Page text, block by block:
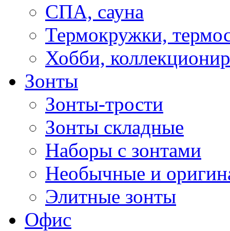
СПА, сауна
Термокружки,
Хобби,
Зонты
Зонты-трости
Зонты складные
Наборы с зонтами
Необычные и
Элитные зонты
Офис